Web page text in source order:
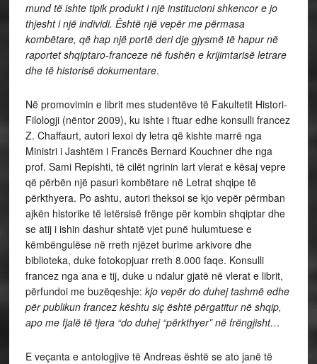
mund të ishte tipik produkt i një institucioni shkencor e jo
thjesht i një individi. Është një vepër me përmasa
kombëtare, që hap një portë deri dje gjysmë të hapur në
raportet shqiptaro-franceze në fushën e krijimtarisë letrare
dhe të historisë dokumentare.
Në promovimin e librit mes studentëve të Fakultetit Histori-
Filologji (nëntor 2009), ku ishte i ftuar edhe konsulli francez
Z. Chaffaurt, autori lexoi dy letra që kishte marrë nga
Ministri i Jashtëm i Francës Bernard Kouchner dhe nga
prof. Sami Repishti, të cilët ngrinin lart vlerat e kësaj vepre
që përbën një pasuri kombëtare në Letrat shqipe të
përkthyera. Po ashtu, autori theksoi se kjo vepër përmban
ajkën historike të letërsisë frënge për kombin shqiptar dhe
se atij i ishin dashur shtatë vjet punë hulumtuese e
këmbëngulëse në rreth njëzet burime arkivore dhe
biblioteka, duke fotokopjuar rreth 8.000 faqe. Konsulli
francez nga ana e tij, duke u ndalur gjatë në vlerat e librit,
përfundoi me buzëqeshje: kjo vepër do duhej tashmë edhe
për publikun francez kështu siç është përgatitur në shqip,
apo me fjalë të tjera “do duhej “përkthyer” në frëngjisht…
E veçanta e antologjive të Andreas është se ato janë të